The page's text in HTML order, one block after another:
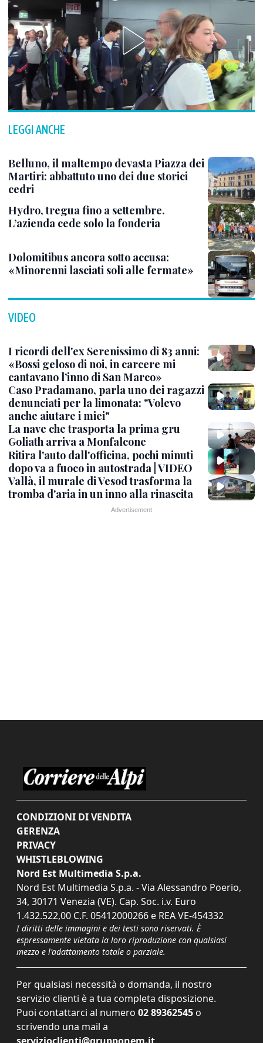
LEGGI ANCHE
Belluno, il maltempo devasta Piazza dei
Martiri: abbattuto uno dei due storici
cedri
Hydro, tregua fino a settembre.
L’azienda cede solo la fonderia
Dolomitibus ancora sotto accusa:
«Minorenni lasciati soli alle fermate»
VIDEO
I ricordi dell'ex Serenissimo di 83 anni:
«Bossi geloso di noi, in carcere mi
cantavano l’inno di San Marco»
Caso Pradamano, parla uno dei ragazzi
denunciati per la limonata: "Volevo
anche aiutare i miei"
La nave che trasporta la prima gru
Goliath arriva a Monfalcone
Ritira l'auto dall'officina, pochi minuti
dopo va a fuoco in autostrada | VIDEO
Vallà, il murale di Vesod trasforma la
tromba d'aria in un inno alla rinascita
CONDIZIONI DI VENDITA
GERENZA
PRIVACY
WHISTLEBLOWING
Nord Est Multimedia S.p.a.
Nord Est Multimedia S.p.a. - Via Alessandro Poerio,
34, 30171 Venezia (VE). Cap. Soc. i.v. Euro
1.432.522,00 C.F. 05412000266 e REA VE-454332
I diritti delle immagini e dei testi sono riservati. È
espressamente vietata la loro riproduzione con qualsiasi
mezzo e l'adattamento totale o parziale.
Per qualsiasi necessità o domanda, il nostro
servizio clienti è a tua completa disposizione.
Puoi contattarci al numero 02 89362545 o
scrivendo una mail a